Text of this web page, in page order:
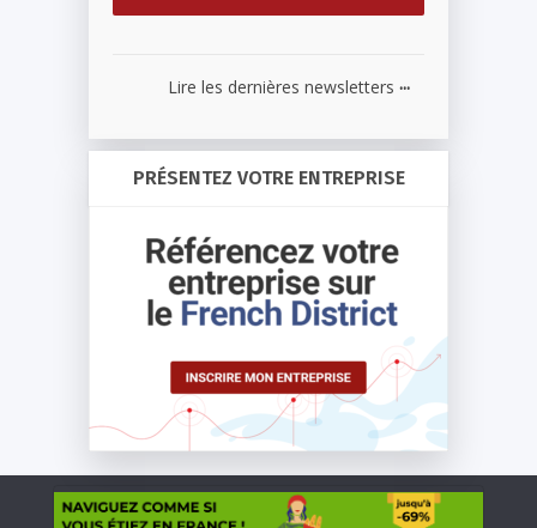
Lire les dernières newsletters ...
PRÉSENTEZ VOTRE ENTREPRISE